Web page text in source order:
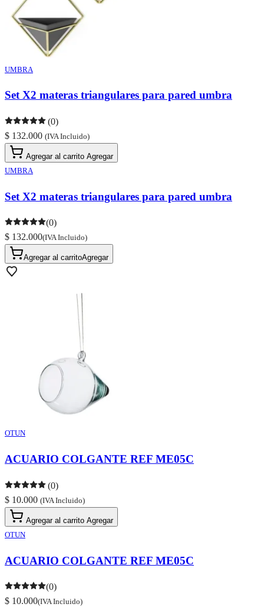
UMBRA
Set X2 materas triangulares para pared umbra
(0)
$ 132.000 (IVA Incluido)
Agregar al carrito Agregar
UMBRA
Set X2 materas triangulares para pared umbra
(0)
$ 132.000(IVA Incluido)
Agregar al carritoAgregar
OTUN
ACUARIO COLGANTE REF ME05C
(0)
$ 10.000 (IVA Incluido)
Agregar al carrito Agregar
OTUN
ACUARIO COLGANTE REF ME05C
(0)
$ 10.000(IVA Incluido)